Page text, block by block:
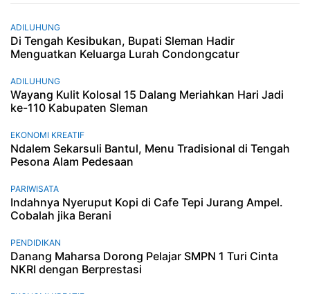
ADILUHUNG
Di Tengah Kesibukan, Bupati Sleman Hadir
Menguatkan Keluarga Lurah Condongcatur
ADILUHUNG
Wayang Kulit Kolosal 15 Dalang Meriahkan Hari Jadi
ke-110 Kabupaten Sleman
EKONOMI KREATIF
Ndalem Sekarsuli Bantul, Menu Tradisional di Tengah
Pesona Alam Pedesaan
PARIWISATA
Indahnya Nyeruput Kopi di Cafe Tepi Jurang Ampel.
Cobalah jika Berani
PENDIDIKAN
Danang Maharsa Dorong Pelajar SMPN 1 Turi Cinta
NKRI dengan Berprestasi